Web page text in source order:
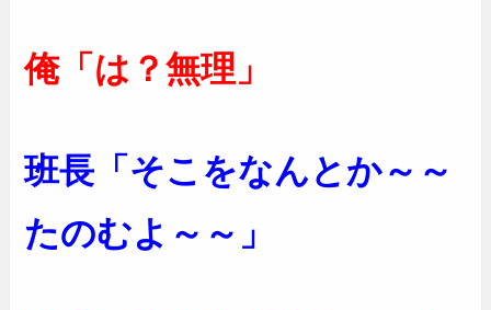
俺「は？無理」
班長「そこをなんとか～～
たのむよ～～」